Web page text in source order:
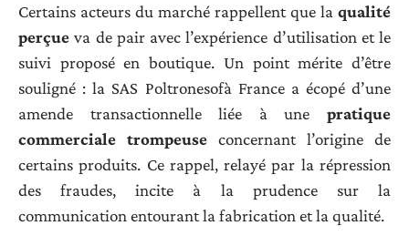
Certains acteurs du marché rappellent que la qualité
perçue va de pair avec l’expérience d’utilisation et le
suivi proposé en boutique. Un point mérite d’être
souligné : la SAS Poltronesofà France a écopé d’une
amende transactionnelle liée à une pratique
commerciale trompeuse concernant l’origine de
certains produits. Ce rappel, relayé par la répression
des fraudes, incite à la prudence sur la
communication entourant la fabrication et la qualité.